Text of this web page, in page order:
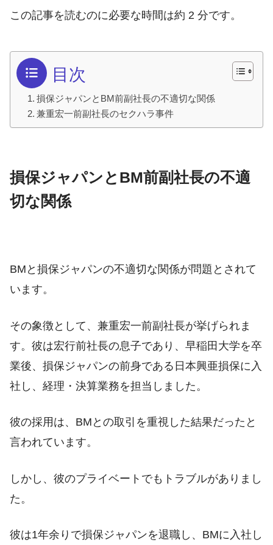
この記事を読むのに必要な時間は約 2 分です。
目次
損保ジャパンとBM前副社長の不適切な関係
兼重宏一前副社長のセクハラ事件
損保ジャパンとBM前副社長の不適
切な関係
BMと損保ジャパンの不適切な関係が問題とされて
います。
その象徴として、兼重宏一前副社長が挙げられま
す。彼は宏行前社長の息子であり、早稲田大学を卒
業後、損保ジャパンの前身である日本興亜損保に入
社し、経理・決算業務を担当しました。
彼の採用は、BMとの取引を重視した結果だったと
言われています。
しかし、彼のプライベートでもトラブルがありまし
た。
彼は1年余りで損保ジャパンを退職し、BMに入社し